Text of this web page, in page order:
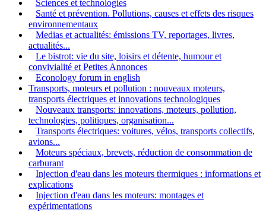
Sciences et technologies
Santé et prévention. Pollutions, causes et effets des risques
environnementaux
Medias et actualités: émissions TV, reportages, livres,
actualités...
Le bistrot: vie du site, loisirs et détente, humour et
convivialité et Petites Annonces
Econology forum in english
Transports, moteurs et pollution : nouveaux moteurs,
transports électriques et innovations technologiques
Nouveaux transports: innovations, moteurs, pollution,
technologies, politiques, organisation...
Transports électriques: voitures, vélos, transports collectifs,
avions...
Moteurs spéciaux, brevets, réduction de consommation de
carburant
Injection d'eau dans les moteurs thermiques : informations et
explications
Injection d'eau dans les moteurs: montages et
expérimentations